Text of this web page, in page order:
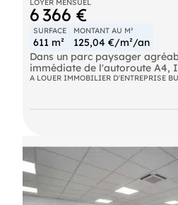
LOYER MENSUEL
6 366 €
SURFACE
611 m²
MONTANT AU M²
125,04 €/m²/an
Dans un parc paysager
immédiate de l'autoroute A4,
propose une surface de
Bus Bus Ligne 213 RER Noisy
N104 Autoroute A4
A LOUER IMMOBILIER D'ENTREPRISE